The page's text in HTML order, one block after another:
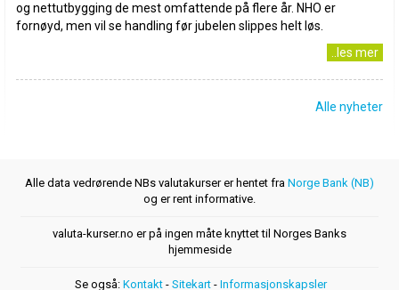
og nettutbygging de mest omfattende på flere år. NHO er
fornøyd, men vil se handling før jubelen slippes helt løs.
..les mer
Alle nyheter
Alle data vedrørende NBs valutakurser er hentet fra Norge Bank (NB)
og er rent informative.
valuta-kurser.no er på ingen måte knyttet til Norges Banks
hjemmeside
Se også: Kontakt - Sitekart - Informasjonskapsler